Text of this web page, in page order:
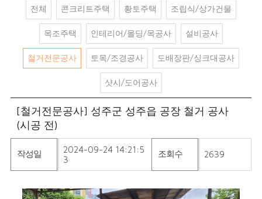
전체 콘크리트주택 황토주택 조립식/상가건물
목조주택 인테리어/몰딩/목공사 설비공사
철거전문공사 토목/조경공사 도배장판/싱크대공사
샷시/도어공사
[철거전문공사] 성주군 성주읍 공장 철거 공사
(시공 전)
작성일
2024-09-24 14:21:5
3
조회수 2639